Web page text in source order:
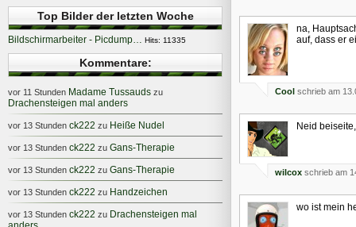
na,
auf, dass er
Cool schrieb am
Neid
wilcox schrieb am
wo ist mein
Top Bilder der letzten Woche
Bildschirmarbeiter - Picdump… Hits: 11335
Kommentare:
vor 11 Stunden Madame Tussauds zu
Drachensteigen mal anders
vor 13 Stunden ck222 zu Heiße Nudel
vor 13 Stunden ck222 zu Gans-Therapie
vor 13 Stunden ck222 zu Gans-Therapie
vor 13 Stunden ck222 zu Handzeichen
vor 13 Stunden ck222 zu Drachensteigen mal